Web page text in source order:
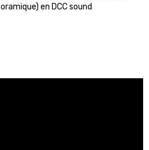
en DCC sound